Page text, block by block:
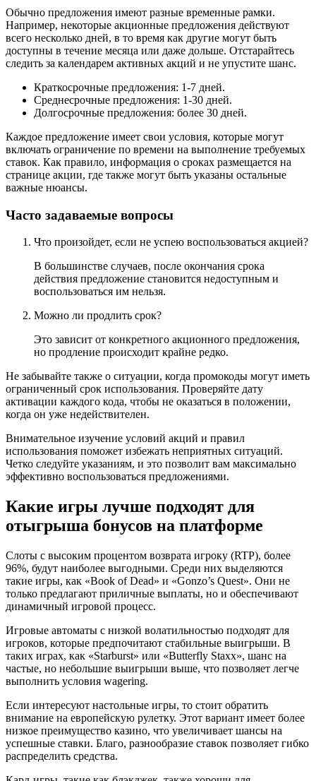
Обычно предложения имеют разные временные рамки.
Например, некоторые акционные предложения действуют
всего несколько дней, в то время как другие могут быть
доступны в течение месяца или даже дольше. Отстарайтесь
следить за календарем активных акций и не упустите шанс.
Краткосрочные предложения: 1-7 дней.
Среднесрочные предложения: 1-30 дней.
Долгосрочные предложения: более 30 дней.
Каждое предложение имеет свои условия, которые могут
включать ограничение по времени на выполнение требуемых
ставок. Как правило, информация о сроках размещается на
странице акции, где также могут быть указаны остальные
важные нюансы.
Часто задаваемые вопросы
Что произойдет, если не успею воспользоваться акцией?
В большинстве случаев, после окончания срока
действия предложение становится недоступным и
воспользоваться им нельзя.
Можно ли продлить срок?
Это зависит от конкретного акционного предложения,
но продление происходит крайне редко.
Не забывайте также о ситуации, когда промокоды могут иметь
ограниченный срок использования. Проверяйте дату
активации каждого кода, чтобы не оказаться в положении,
когда он уже недействителен.
Внимательное изучение условий акций и правил
использования поможет избежать неприятных ситуаций.
Четко следуйте указаниям, и это позволит вам максимально
эффективно воспользоваться предложениями.
Какие игры лучше подходят для
отыгрыша бонусов на платформе
Слоты с высоким процентом возврата игроку (RTP), более
96%, будут наиболее выгодными. Среди них выделяются
такие игры, как «Book of Dead» и «Gonzo’s Quest». Они не
только предлагают приличные выплаты, но и обеспечивают
динамичный игровой процесс.
Игровые автоматы с низкой волатильностью подходят для
игроков, которые предпочитают стабильные выигрыши. В
таких играх, как «Starburst» или «Butterfly Staxx», шанс на
частые, но небольшие выигрыши выше, что позволяет легче
выполнить условия wagering.
Если интересуют настольные игры, то стоит обратить
внимание на европейскую рулетку. Этот вариант имеет более
низкое преимущество казино, что увеличивает шансы на
успешные ставки. Благо, разнообразие ставок позволяет гибко
распределить средства.